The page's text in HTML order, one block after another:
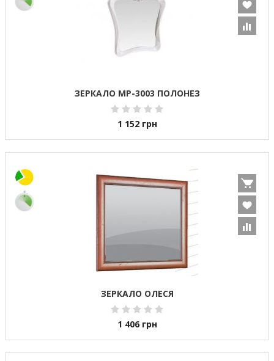
ЗЕРКАЛО МР-3003 ПОЛОНЕЗ
1 152 грн
ЗЕРКАЛО ОЛЕСЯ
1 406 грн